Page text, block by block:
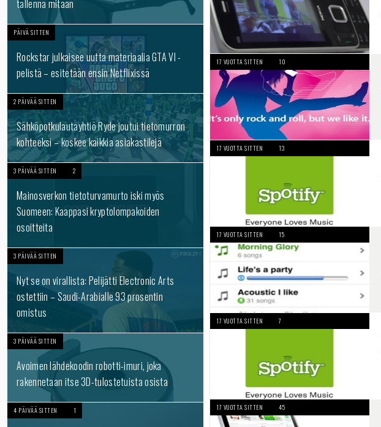
tallenna mitään
PÄIVÄ SITTEN
Rockstar julkaisee uutta materiaalia GTA VI -
pelistä – esitetään ensin Netflixissä
2 PÄIVÄÄ SITTEN
Sähköpotkulautayhtiö Ryde joutui tietomurron
kohteeksi – koskee kaikkia asiakastilejä
3 PÄIVÄÄ SITTEN 2
Mainosverkon tietoturvamurto iski myös
Suomeen: Kaappasi kryptolompakoiden
osoitteita
3 PÄIVÄÄ SITTEN
Nyt se on virallista: Pelijätti Electronic Arts
ostettiin – Saudi-Arabialle 93 prosentin
omistus
3 PÄIVÄÄ SITTEN
Avoimen lähdekoodin robotti-imuri, joka
rakennetaan itse 3D-tulostetuista osista
4 PÄIVÄÄ SITTEN 1
17 VUOTTA SITTEN 10
17 VUOTTA SITTEN 13
17 VUOTTA SITTEN 15
17 VUOTTA SITTEN 7
17 VUOTTA SITTEN 45